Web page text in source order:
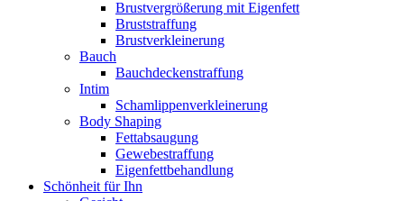
Brustvergrößerung mit Eigenfett
Bruststraffung
Brustverkleinerung
Bauch
Bauchdeckenstraffung
Intim
Schamlippenverkleinerung
Body Shaping
Fettabsaugung
Gewebestraffung
Eigenfettbehandlung
Schönheit für Ihn